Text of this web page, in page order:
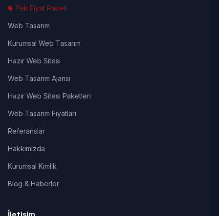
Tek Fiyat Paketi
Web Tasarım
Kurumsal Web Tasarım
Hazır Web Sitesi
Web Tasarım Ajansı
Hazır Web Sitesi Paketleri
Web Tasarım Fiyatları
Referanslar
Hakkımızda
Kurumsal Kimlik
Blog & Haberler